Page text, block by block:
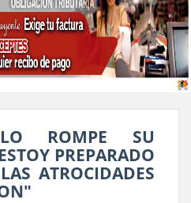
ROMPE SU
PREPARADO
ATROCIDADES